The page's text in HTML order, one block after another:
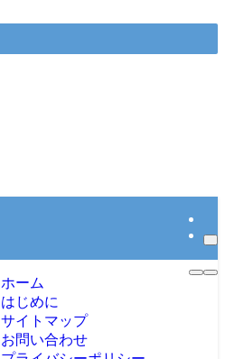
ホーム
はじめに
サイトマップ
お問い合わせ